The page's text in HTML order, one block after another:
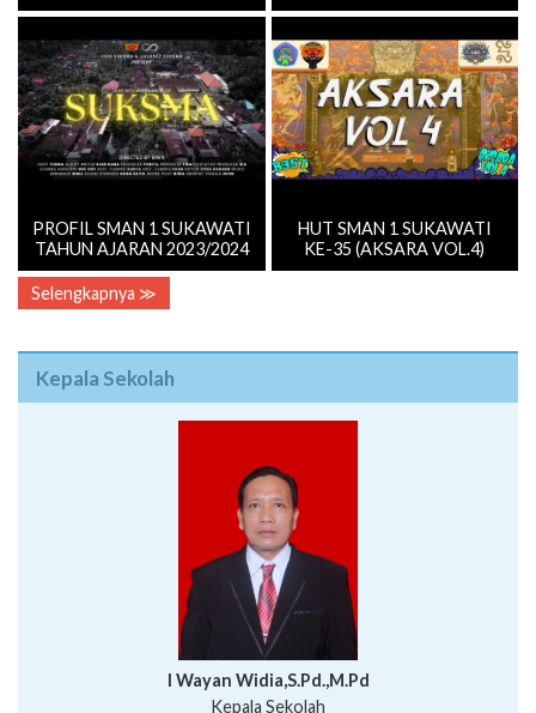
PROFIL SMAN 1 SUKAWATI
TAHUN AJARAN 2023/2024
HUT SMAN 1 SUKAWATI
KE-35 (AKSARA VOL.4)
Selengkapnya ≫
Kepala Sekolah
I Wayan Widia,S.Pd.,M.Pd
Kepala Sekolah